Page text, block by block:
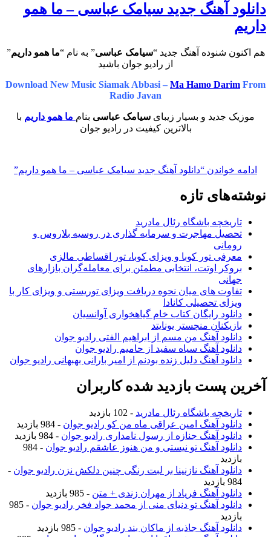
آهنگ جدید سیامک عباسی – ما همو
هم اکنون شنوده آهنگ جدید “ سیامک عباسی” به نام “ ما همو داریم”
از رادیو جوان باشید
Download New Music Siamak Abbasi –Ma Hamo DarimFrom
Radio Javan
موزیک جدید و بسیار زیبایسیامک عباسیبنامما همو داریمبا
بالاترین کیفیت در رادیو جوان
ادامه خواندن“دانلود آهنگ جدید سیامک عباسی – ما همو داریم”
تازه
تاریخچه باشگاه رئال مادرید
تحصیل مهاجرت و سرمایه گذاری در روسیه بلاروس و
رومانی
معرفی تور کوبا و ویزای کوبا، تور اقساطی مالزی
بروکر اوتت، انتخابی مطمئن برای معامله‌گران بازارهای
جهانی
تفاوت های میان نحوه دریافت ویزای توریستی و ویزای کار با
ویزای تحصیلی کانادا
دانلود رایگان کتاب خام گیاهخواری آوانسیان
بازیکنان منچستر یونایتد
دانلود آهنگ من مسم از ابراهیم الفتی رادیو جوان
دانلود آهنگ سیاه سفید از حامیم رادیو جوان
دانلود آهنگ دلیل زنده بودنم از امیر بارانی بهبهانی رادیو جوان
پست بازدید شده کاربران
تاریخچه باشگاه رئال مادرید- 102 بازدید
دانلود آهنگ امین عراقی ماه من کو رادیو جوان- 984 بازدید
دانلود آهنگ جنازه از رسول نامداری رادیو جوان- 984 بازدید
دانلود آهنگ تو نیستی و من هنوز عاشقم رادیو جوان
- 984
بازدید
دانلود آهنگ نازنینا بر لبت رنگی چنین دلکش نزن رادیو جوان-
984 بازدید
دانلود آهنگ فریاد از مهران زندی + متن- 985 بازدید
دانلود آهنگ تو دنیای منی از محمد جواد فخر رادیو جوان
- 985
بازدید
دانلود آهنگ جاذبه از ماکان بند رادیو جوان- 985 بازدید